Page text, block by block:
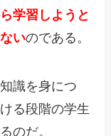
学習しようと
いのである。
識を身につ
る段階の学生
のだ。